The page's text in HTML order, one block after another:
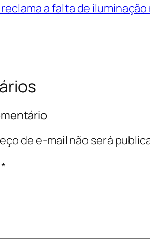
a falta de iluminação
de e-mail não será
*